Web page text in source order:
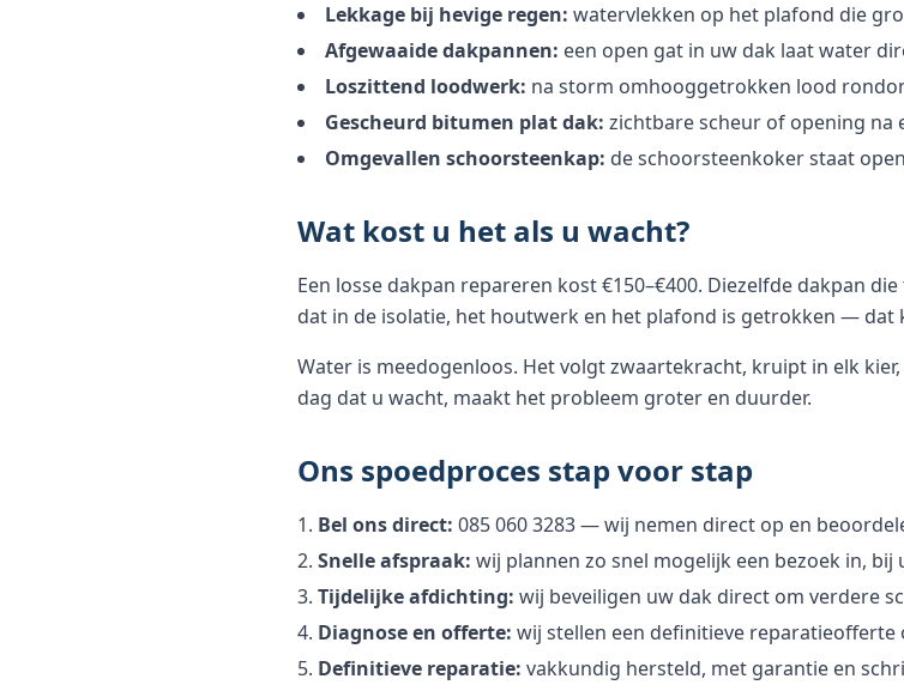
Lekkage bij hevige regen: watervlekken op het plafond die
Afgewaaide dakpannen: een open gat in uw dak laat water
Loszittend loodwerk: na storm omhooggetrokken lood
Gescheurd bitumen plat dak: zichtbare scheur of opening na
Omgevallen schoorsteenkap: de schoorsteenkoker staat
Wat kost u het als u wacht?
Een losse dakpan repareren kost €150–€400. Diezelfde dakpan
dat in de isolatie, het houtwerk en het plafond is getrokken — dat
Water is meedogenloos. Het volgt zwaartekracht, kruipt in elk
dag dat u wacht, maakt het probleem groter en duurder.
Ons spoedproces stap voor stap
Bel ons direct: 085 060 3283 — wij nemen direct op en
Snelle afspraak: wij plannen zo snel mogelijk een bezoek in,
Tijdelijke afdichting: wij beveiligen uw dak direct om verdere
Diagnose en offerte: wij stellen een definitieve reparatieofferte
Definitieve reparatie: vakkundig hersteld, met garantie en